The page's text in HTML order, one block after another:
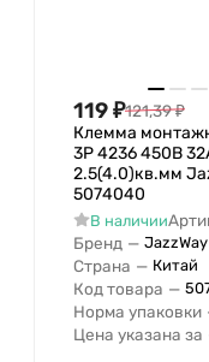
Номинальное
Номинальное
Подходит для
проводников
Подходит для
С рычагом
Сечение
Сечение
119₽121,39₽
Клемма
3P 4236 450В
2.5(4.0)кв.мм
5074040
В наличии
Бренд — JazzWay
Страна — Китай
Код товара —
Норма упаковки
Цена указана за